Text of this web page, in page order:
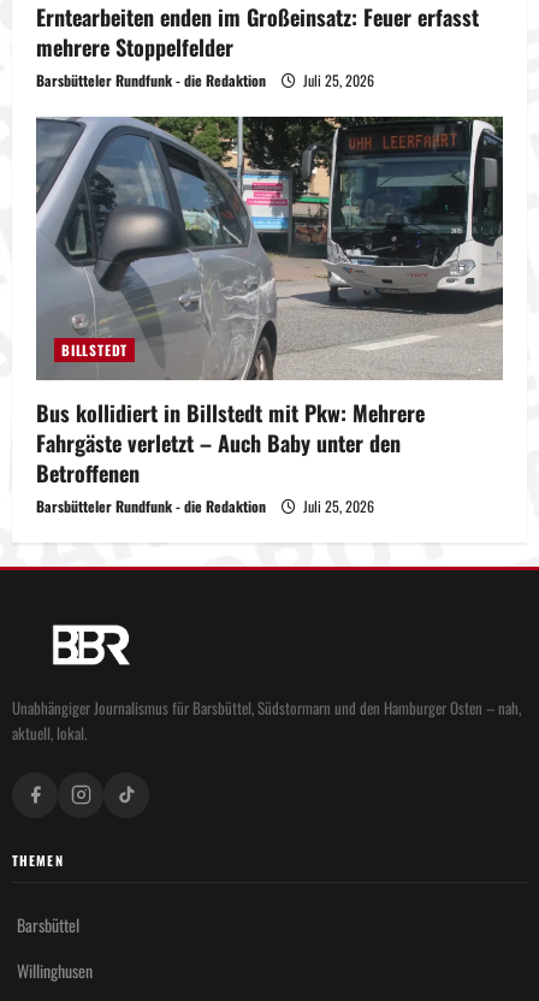
Erntearbeiten enden im Großeinsatz: Feuer erfasst
mehrere Stoppelfelder
Barsbütteler Rundfunk - die Redaktion Juli 25, 2026
BILLSTEDT
Bus kollidiert in Billstedt mit Pkw: Mehrere
Fahrgäste verletzt – Auch Baby unter den
Betroffenen
Barsbütteler Rundfunk - die Redaktion Juli 25, 2026
Unabhängiger Journalismus für Barsbüttel, Südstormarn und den Hamburger Osten – nah,
aktuell, lokal.
THEMEN
Barsbüttel
Willinghusen